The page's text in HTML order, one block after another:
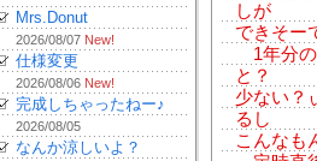
Mrs.Donut
2026/08/07 New!
仕様変更
2026/08/06 New!
完成しちゃったねー♪
2026/08/05
なんか涼しいよ？
しが
できそー
1年分の
と？
少ない？
るし
こんなも